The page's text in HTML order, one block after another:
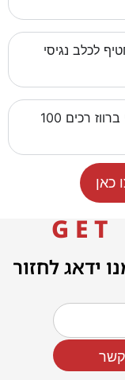
לכלב נגיסי
איך לאחסן את פודיס חטיף לכלב נגיסי ברווז רכים 100
כאן
G E
ידאג לחזור